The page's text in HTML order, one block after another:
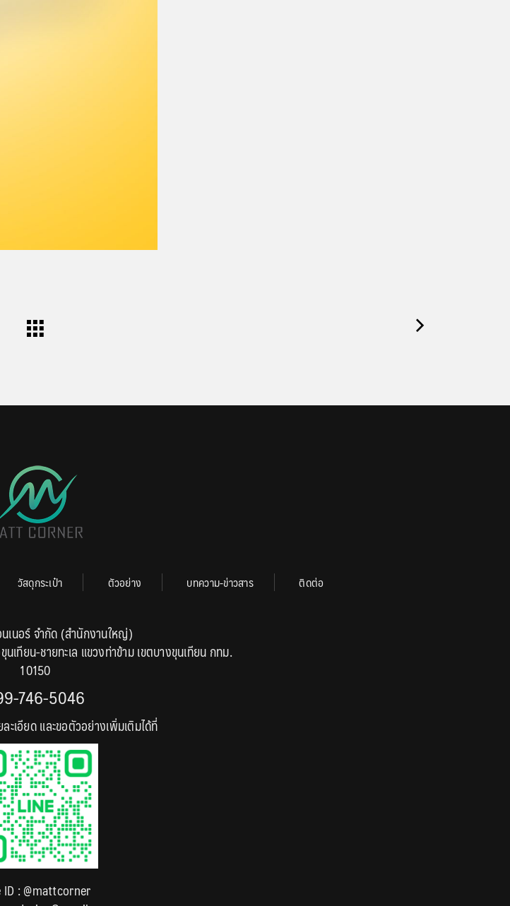
วัสดุกระเป๋า ตัวอย่าง บทความ-ข่าวสาร ติดต่อ
เนอร์ จำกัด (สำนักงานใหญ่)
เทียน-ชายทะเล แขวงท่าข้าม เขตบางขุนเทียน กทม.
10150
746-5046
ะเอียด และขอตัวอย่างเพิ่มเติมได้ที่
:@mattcorner